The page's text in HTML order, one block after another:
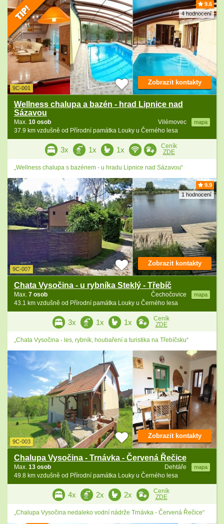
9.6
4 hodnocení
9C-001
Wellness chalupa a bazén - hrad Lipnice nad
Sázavou
Vilémovec mapa
Max. 10 osob
37.9 km vzdušně od Přírodní památka Louky u Černého lesa
Zobrazit kontakty
3x 1x 1x
Ceník
ZDE
„Wellness chalupa s bazénem - u hradu Lipnice nad Sázavou“
9.9
1 hodnocení
9C-007
Chata Vysočina - u rybníka Steklý - Třebíč
Čechočovice mapa
Max. 7 osob
43.1 km vzdušně od Přírodní památka Louky u Černého lesa
Zobrazit kontakty
3x 1x 1x
Ceník
ZDE
„Chata Vysočina - les, rybník, houbaření a turistika na Třebíčsku“
9C-003
Chalupa Vysočina - Trnávka - Červená Řečice
Dehtáře mapa
Max. 13 osob
49.8 km vzdušně od Přírodní památka Louky u Černého lesa
Zobrazit kontakty
4x 2x 2x
Ceník
ZDE
„Chalupa Vysočina nedaleko vodní nádrže Trnávka - Červená Řečice“